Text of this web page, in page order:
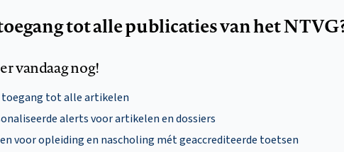
tot alle publicaties van het
vandaag nog!
tot alle artikelen
alerts voor artikelen en dossiers
voor opleiding en nascholing mét geaccrediteerde toetsen